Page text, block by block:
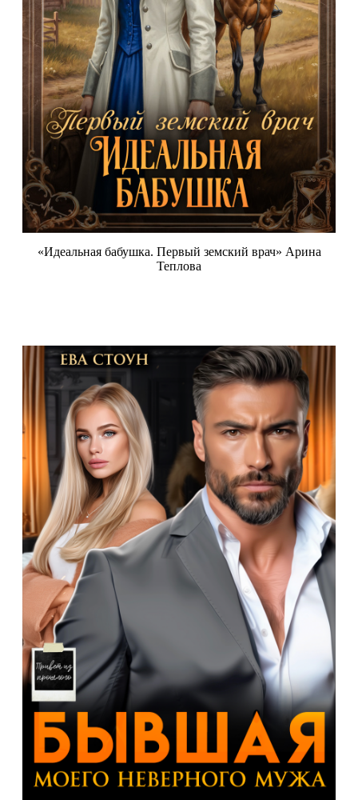
«Идеальная бабушка. Первый земский врач» Арина
Теплова